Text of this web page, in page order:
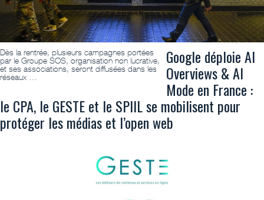
Dès la rentrée, plusieurs campagnes portées
par le Groupe SOS, organisation non lucrative,
et ses associations, seront diffusées dans les
réseaux …
Google déploie AI
Overviews & AI
Mode en France :
le CPA, le GESTE et le SPIIL se mobilisent pour
protéger les médias et l’open web